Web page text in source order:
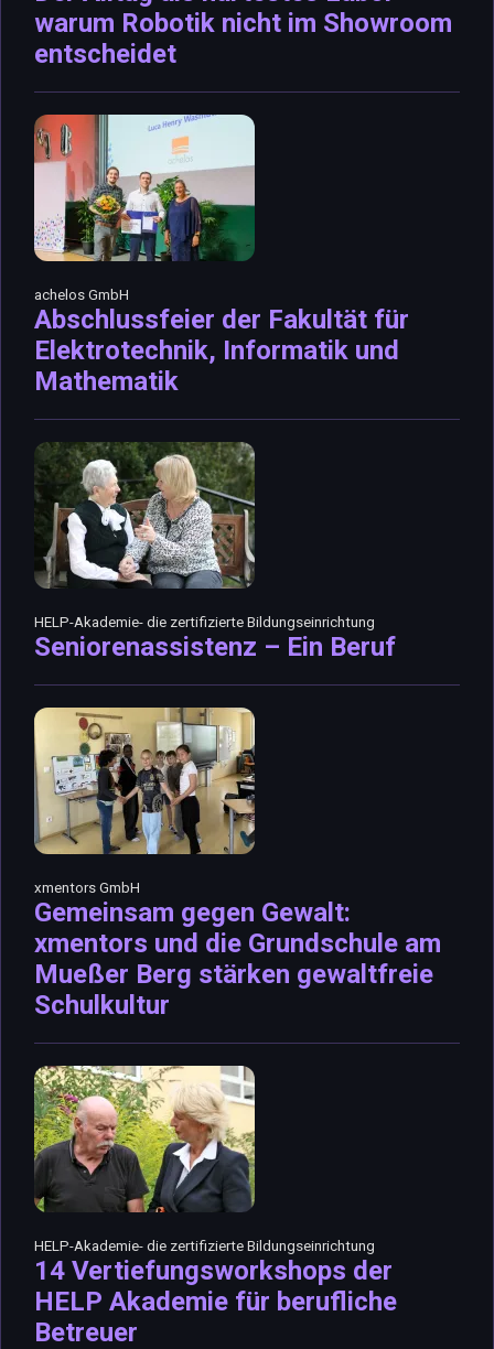
warum Robotik nicht im Showroom
entscheidet
achelos GmbH
Abschlussfeier der Fakultät für
Elektrotechnik, Informatik und
Mathematik
HELP-Akademie- die zertifizierte Bildungseinrichtung
Seniorenassistenz – Ein Beruf
xmentors GmbH
Gemeinsam gegen Gewalt:
xmentors und die Grundschule am
Mueßer Berg stärken gewaltfreie
Schulkultur
HELP-Akademie- die zertifizierte Bildungseinrichtung
14 Vertiefungsworkshops der
HELP Akademie für berufliche
Betreuer